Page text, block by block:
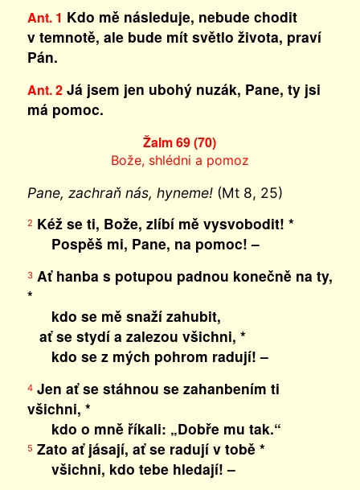
Ant. 1 Kdo mě následuje, nebude chodit
v temnotě, ale bude mít světlo života, praví
Pán.
Ant. 2Já jsem jen ubohý nuzák, Pane, ty jsi
má pomoc.
Žalm 69 (70)
Bože, shlédni a pomoz
Pane, zachraň nás, hyneme!(Mt 8, 25)
2 Kéž se ti, Bože, zlíbí mě vysvobodit! *
Pospěš mi, Pane, na pomoc! –
3Ať hanba s potupou padnou konečně na ty,
*
kdo se mě snaží zahubit,
ať se stydí a zalezou všichni, *
kdo se z mých pohrom radují! –
4Jen ať se stáhnou se zahanbením ti
všichni, *
kdo o mně říkali: „Dobře mu tak.“
5 Zato ať jásají, ať se radují v tobě *
všichni, kdo tebe hledají! –